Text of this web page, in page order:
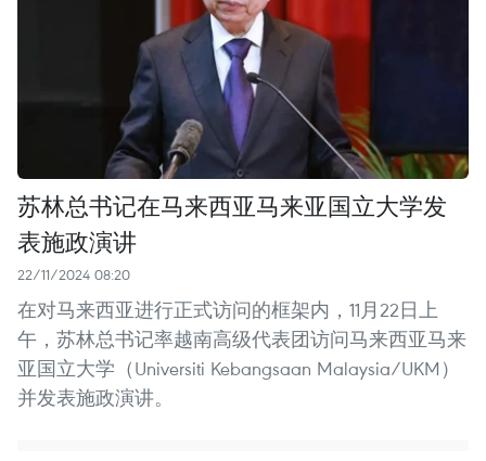
苏林总书记在马来西亚马来亚国立大学发
表施政演讲
22/11/2024 08:20
在对马来西亚进行正式访问的框架内，11月22日上
午，苏林总书记率越南高级代表团访问马来西亚马来
亚国立大学（Universiti Kebangsaan Malaysia/UKM）
并发表施政演讲。